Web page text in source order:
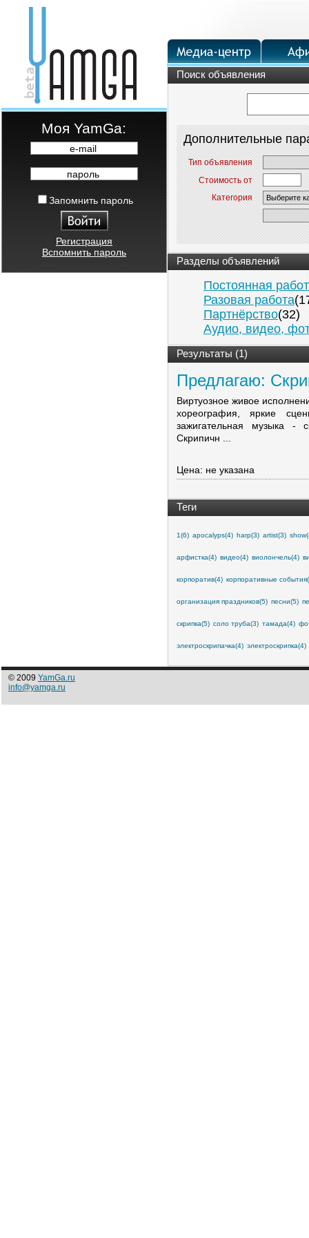
Moя YamGa:
e-mail
пароль
Запомнить пароль
Регистрация
Вспомнить пароль
Поиск объявления
Дополнительные
Тип объявления
Стоимость от
Категория
Разделы объявлений
Постоянная
Разовая работа
Партнёрство(32)
Аудио, видео,
Результаты (1)
Предлагаю:
Виртуозное живое
хореография, яркие
зажигательная музыка -
Скрипичн ...
Цена: не указана
Теги
1(6) apocalyps(4) harp(3) artist(3)
арфистка(4) видео(4) виолончель(4)
корпоратив(4) корпоративные
организация праздников(5) песни(5)
скрипка(5) соло труба(3) тамада(4)
электроскрипачка(4) электроскрипка(4)
© 2009 YamGa.ru
info@yamga.ru